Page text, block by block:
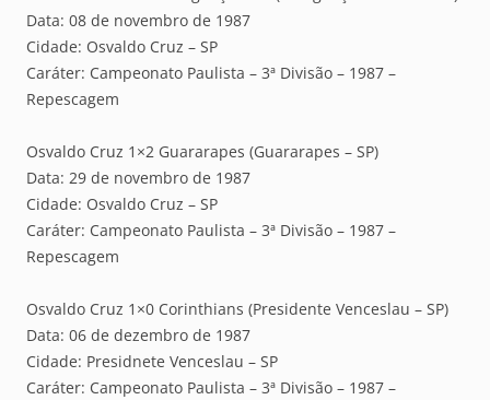
Data: 08 de novembro de 1987
Cidade: Osvaldo Cruz – SP
Caráter: Campeonato Paulista – 3ª Divisão – 1987 –
Repescagem
Osvaldo Cruz 1×2 Guararapes (Guararapes – SP)
Data: 29 de novembro de 1987
Cidade: Osvaldo Cruz – SP
Caráter: Campeonato Paulista – 3ª Divisão – 1987 –
Repescagem
Osvaldo Cruz 1×0 Corinthians (Presidente Venceslau – SP)
Data: 06 de dezembro de 1987
Cidade: Presidnete Venceslau – SP
Caráter: Campeonato Paulista – 3ª Divisão – 1987 –